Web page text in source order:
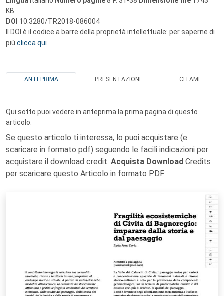
KB
DOI 10.3280/TR2018-086004
Il DOI è il codice a barre della proprietà intellettuale: per saperne di
più clicca qui
ANTEPRIMA PRESENTAZIONE CITAMI
Qui sotto puoi vedere in anteprima la prima pagina di questo
articolo.
Se questo articolo ti interessa, lo puoi acquistare (e
scaricare in formato pdf) seguendo le facili indicazioni per
acquistare il download credit. Acquista Download Credits
per scaricare questo Articolo in formato PDF